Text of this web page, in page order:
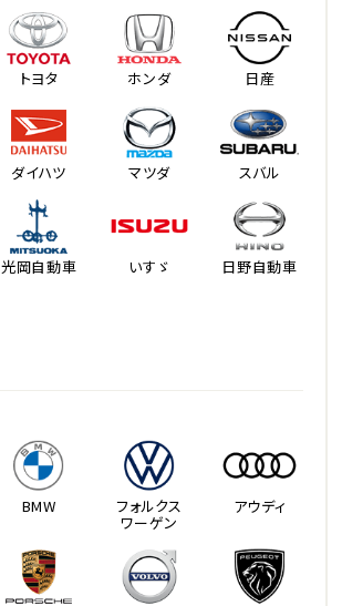
トヨタ ホンダ 日産
ダイハツ マツダ スバル
光岡自動車 いすゞ 日野自動車
BMW フォルクス
ワーゲン
アウディ